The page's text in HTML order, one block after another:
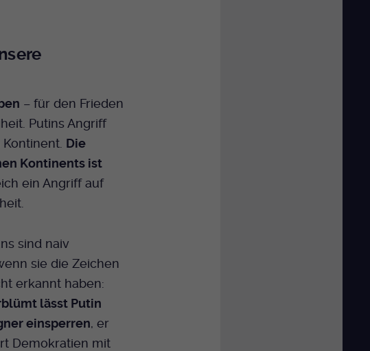
– für den Frieden
Putins Angriff
Die
Kontinents ist
ein Angriff auf
sind naiv
sie die Zeichen
erkannt haben:
lässt Putin
einsperren, er
Demokratien mit
dieser
nach